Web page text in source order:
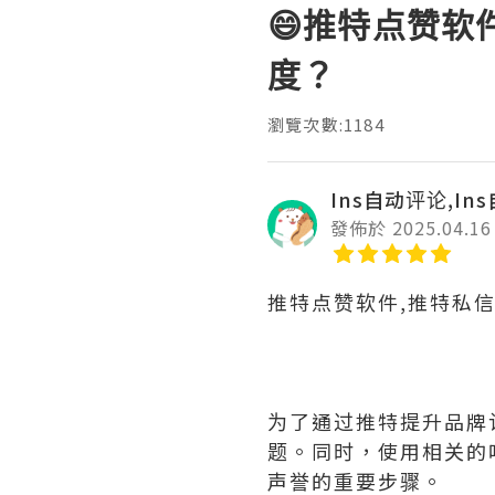
😄推特点赞软
度？
瀏覽次數:1184
Ins自动评论,Ins
發佈於 2025.04.16
推特点赞软件,推特私
为了通过推特提升品
题。同时，使用相关
声誉的重要步骤。